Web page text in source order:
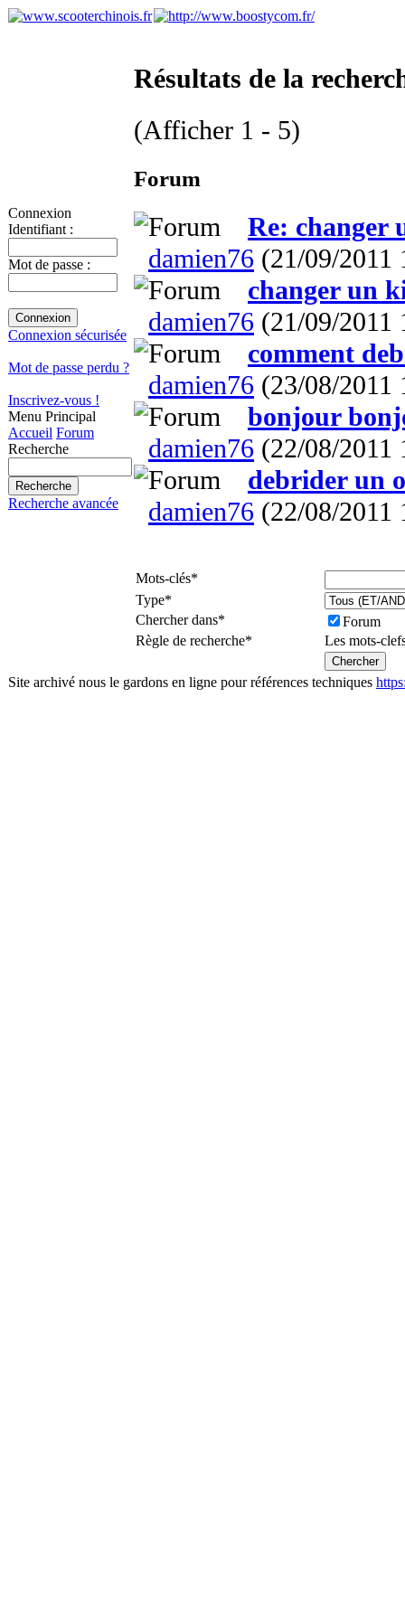
Connexion
Identifiant :
Mot de passe :
Connexion sécurisée
Mot de passe perdu ?
Inscrivez-vous !
Menu Principal
Accueil Forum
Recherche
Recherche avancée
Résultats de la
(Afficher 1 - 5)
Forum
Re: changer
damien76 (21/09/2011
changer un
damien76 (21/09/2011
comment
damien76 (23/08/2011
bonjour
damien76 (22/08/2011
debrider un
damien76 (22/08/2011
Mots-clés*
Type*
Chercher dans*
Forum
Règle de recherche* Les mots-
Site archivé nous le gardons en ligne pour références techniques